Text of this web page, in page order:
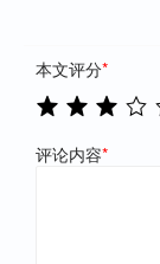
本文评分*
评论内容*